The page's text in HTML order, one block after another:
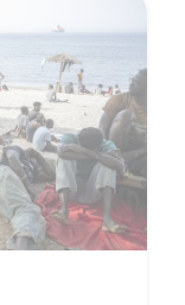
siglos.
será
es un
expertos, y
y